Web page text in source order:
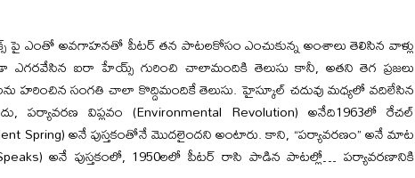
పై ఎంతో అవగాహనతో పీటర్ తన పాటలకోసం ఎంచుకున్న అంశాలు తెలిసిన వాళ్లు
ఎగరవేసిన ఐరా హేయ్స్ గురించి చాలామందికి తెలుసు కానీ, అతని తెగ ప్రజలు
హరించిన సంగతి చాలా కొద్దిమందికే తెలుసు. హైస్కూల్ చదువు మధ్యలో వదిలేసిన
విప్లవం (Environmental Revolution) అనేది1963లో రేచల్
Spring) అనే పుస్తకంతోనే మొదలైందని అంటారు. కాని, “పర్యావరణం” అనే మాట
Speaks) అనే పుస్తకంలో, 1950లలో పీటర్ రాసి పాడిన పాటల్లో… పర్యావరణానికి